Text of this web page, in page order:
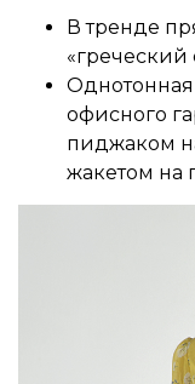
В тренде
«греческий
Однотонная
офисного
пиджаком
жакетом на